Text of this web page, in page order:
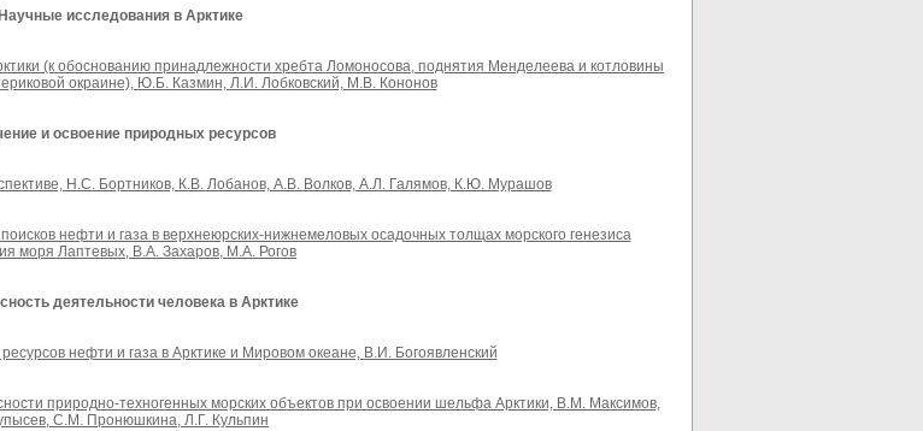
Научные исследования в Арктике
(к обоснованию принадлежности хребта Ломоносова, поднятия Менделеева и котловины
окраине), Ю.Б. Казмин, Л.И. Лобковский, М.В. Кононов
и освоение природных ресурсов
Н.С. Бортников, К.В. Лобанов, А.В. Волков, А.Л. Галямов, К.Ю. Мурашов
нефти и газа в верхнеюрских-нижнемеловых осадочных толщах морского генезиса
моря Лаптевых, В.А. Захаров, М.А. Рогов
деятельности человека в Арктике
нефти и газа в Арктике и Мировом океане, В.И. Богоявленский
природно-техногенных морских объектов при освоении шельфа Арктики, В.М. Максимов,
С.М. Пронюшкина, Л.Г. Кульпин